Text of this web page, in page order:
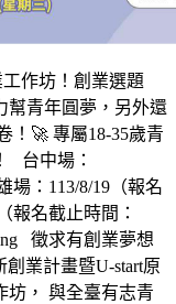
作坊！創業選題
幫青年圓夢，另外還
！🚀 專屬18-35歲青
台中場：
場：113/8/19（報名
報名截止時間：
徵求有創業夢想
業計畫暨U-start原
坊， 與全臺有志青